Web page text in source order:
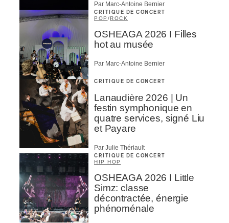
Par Marc-Antoine Bernier
CRITIQUE DE CONCERT
POP /ROCK
OSHEAGA 2026 I Filles
hot au musée
Par Marc-Antoine Bernier
CRITIQUE DE CONCERT
Lanaudière 2026 | Un
festin symphonique en
quatre services, signé Liu
et Payare
Par Julie Thériault
CRITIQUE DE CONCERT
HIP HOP
OSHEAGA 2026 I Little
Simz: classe
décontractée, énergie
phénoménale